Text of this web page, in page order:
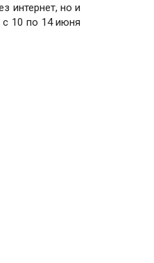
интернет, но и
с 10 по 14 июня